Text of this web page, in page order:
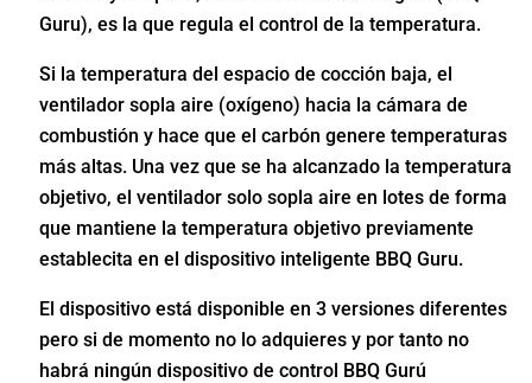
Guru), es la que regula el control de la temperatura.
Si la temperatura del espacio de cocción baja, el
ventilador sopla aire (oxígeno) hacia la cámara de
combustión y hace que el carbón genere temperaturas
más altas. Una vez que se ha alcanzado la temperatura
objetivo, el ventilador solo sopla aire en lotes de forma
que mantiene la temperatura objetivo previamente
establecita en el dispositivo inteligente BBQ Guru.
El dispositivo está disponible en 3 versiones diferentes
pero si de momento no lo adquieres y por tanto no
habrá ningún dispositivo de control BBQ Gurú